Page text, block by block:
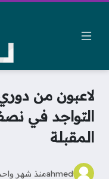
لاعبون من
التواجد في
المقبلة
ahmedمنذ شهر